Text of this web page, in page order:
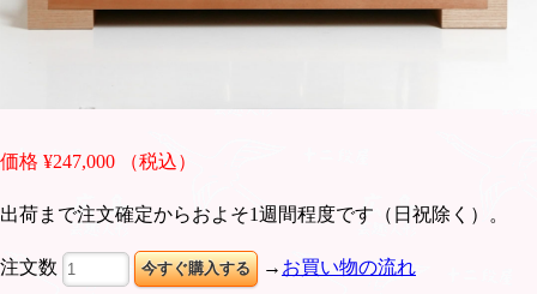
価格 ¥247,000 （税込）
出荷まで注文確定からおよそ1週間程度です（日祝除く）。
注文数 → お買い物の流れ